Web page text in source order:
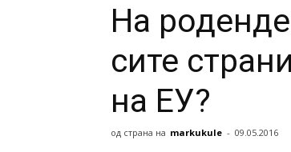
На
сите
на ЕУ?
од страна на markukule - 09.05.2016